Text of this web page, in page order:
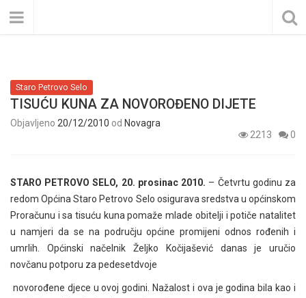
Staro Petrovo Selo
TISUĆU KUNA ZA NOVOROĐENO DIJETE
Objavljeno 20/12/2010 od Novagra
2213
0
STARO PETROVO SELO, 20. prosinac 2010. – Četvrtu godinu za
redom Općina Staro Petrovo Selo osigurava sredstva u općinskom
Proračunu i sa tisuću kuna pomaže mlade obitelji i potiče natalitet
u namjeri da se na području općine promijeni odnos rođenih i
umrlih. Općinski načelnik Željko Kočijašević danas je uručio
novčanu potporu za pedesetdvoje
novorođene djece u ovoj godini. Nažalost i ova je godina bila kao i